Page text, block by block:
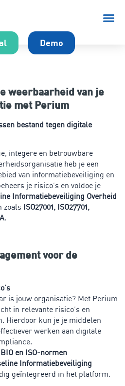
Demo
weerbaarheid van je
met Perium
bestand tegen digitale
integere en betrouwbare
heb je een
van informatiebeveiliging en
je risico’s en voldoe je
Informatiebeveiliging Overheid
zoals ISO27001, ISO27701,
.
voor de
is jouw organisatie? Met Perium
in relevante risico’s en
Hierdoor kun je je middelen
werken aan digitale
en ISO-normen
Informatiebeveiliging
geïntegreerd in het platform.